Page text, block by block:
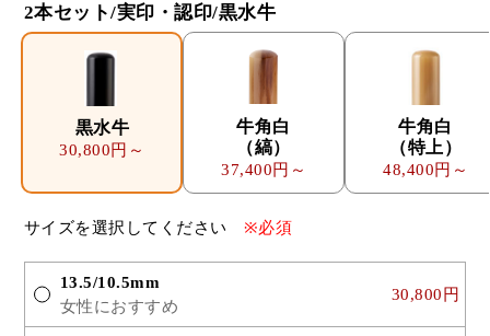
2本セット/実印・認印/黒水牛
黒水牛
30,800円～
牛角白
（縞）
37,400円～
牛角白
（特上）
48,400円～
サイズを選択してください ※必須
13.5/10.5mm
女性におすすめ
30,800円